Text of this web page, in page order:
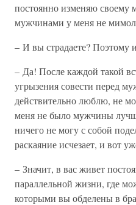
постоянно изменяю своему
мужчинами у меня не
– И вы страдаете? Поэтому
– Да! После каждой такой
угрызения совести перед
действительно люблю, не
меня не было мужчины
ничего не могу с собой
раскаяние исчезает, и вот
– Значит, в вас живет
параллельной жизни, где
которыми вы обделены в